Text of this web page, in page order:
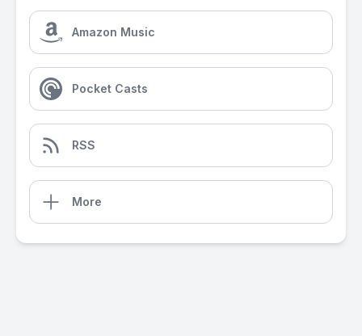
Amazon Music
Pocket Casts
RSS
More